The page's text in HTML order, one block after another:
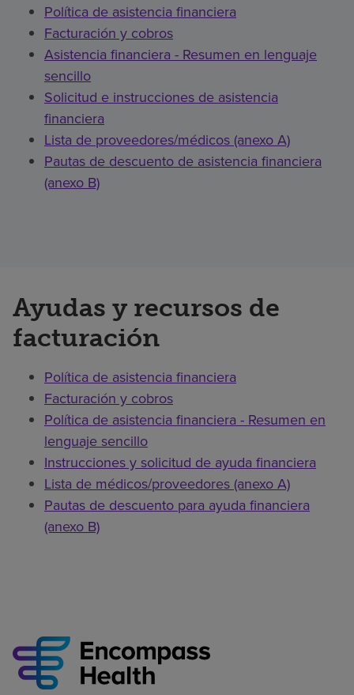
Política de asistencia financiera
Facturación y cobros
Asistencia financiera - Resumen en lenguaje
sencillo
Solicitud e instrucciones de asistencia
financiera
Lista de proveedores/médicos (anexo A)
Pautas de descuento de asistencia financiera
(anexo B)
Ayudas y recursos de
facturación
Política de asistencia financiera
Facturación y cobros
Política de asistencia financiera - Resumen en
lenguaje sencillo
Instrucciones y solicitud de ayuda financiera
Lista de médicos/proveedores (anexo A)
Pautas de descuento para ayuda financiera
(anexo B)